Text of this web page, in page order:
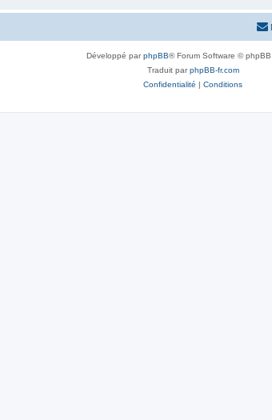
Développé parphpBB® Forum Software © phpBB
Traduit parphpBB-fr.com
Confidentialité | Conditions